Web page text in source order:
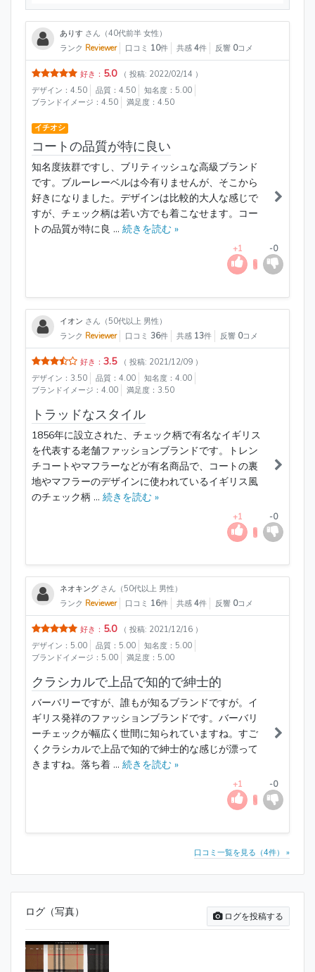
ありす さん（40代前半 女性）
ランク Reviewer 口コミ 10件 共感 4件 反響 0コメ
好き： 5.0
（ 投稿: 2022/02/14 ）
デザイン：4.50
品質：4.50
知名度：5.00
ブランドイメージ：4.50
満足度：4.50
イチオシ
コートの品質が特に良い
知名度抜群ですし、ブリティッシュな高級ブランド
です。ブルーレーベルは今有りませんが、そこから
好きになりました。デザインは比較的大人な感じで
すが、チェック柄は若い方でも着こなせます。コー
トの品質が特に良 ... 続きを読む »
+1 -0
イオン さん（50代以上 男性）
ランク Reviewer 口コミ 36件 共感 13件 反響 0コメ
好き： 3.5
（ 投稿: 2021/12/09 ）
デザイン：3.50
品質：4.00
知名度：4.00
ブランドイメージ：4.00
満足度：3.50
トラッドなスタイル
1856年に設立された、チェック柄で有名なイギリス
を代表する老舗ファッションブランドです。トレン
チコートやマフラーなどが有名商品で、コートの裏
地やマフラーのデザインに使われているイギリス風
のチェック柄 ... 続きを読む »
+1 -0
ネオキング さん（50代以上 男性）
ランク Reviewer 口コミ 16件 共感 4件 反響 0コメ
好き： 5.0
（ 投稿: 2021/12/16 ）
デザイン：5.00
品質：5.00
知名度：5.00
ブランドイメージ：5.00
満足度：5.00
クラシカルで上品で知的で紳士的
バーバリーですが、誰もが知るブランドですが。イ
ギリス発祥のファッションブランドです。バーバリ
ーチェックが幅広く世間に知られていますね。すご
くクラシカルで上品で知的で紳士的な感じが漂って
きますね。落ち着 ... 続きを読む »
+1 -0
口コミ一覧を見る（4件） »
ログを投稿する
ログ（写真）